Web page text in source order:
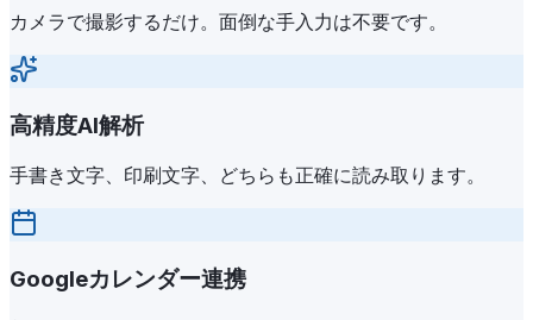
カメラで撮影するだけ。面倒な手入力は不要です。
高精度AI解析
手書き文字、印刷文字、どちらも正確に読み取ります。
Googleカレンダー連携